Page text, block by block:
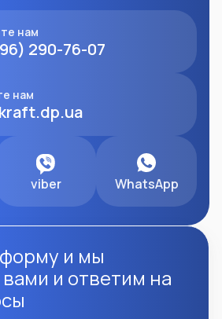
нам
290-76-07
нам
viber WhatsApp
и мы
и ответим на